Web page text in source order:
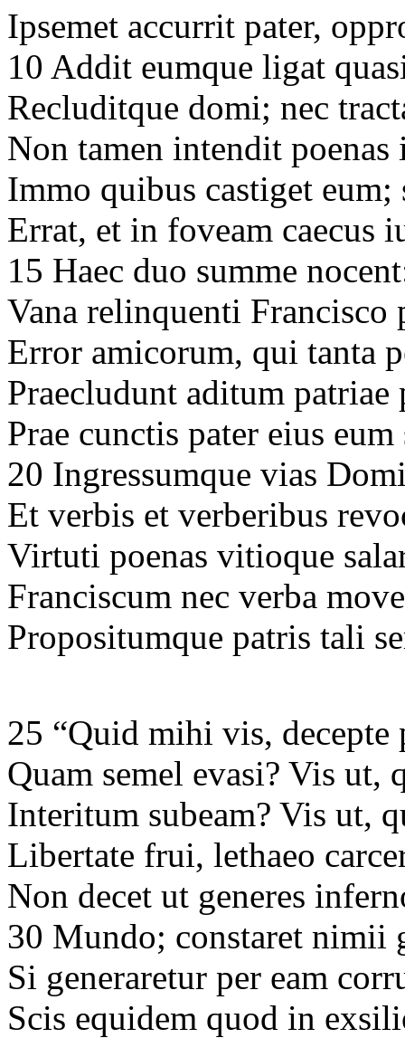
Ipsemet accurrit pater,
10 Addit eumque ligat
Recluditque domi; nec
Non tamen intendit
Immo quibus castiget
Errat, et in foveam caecus
15 Haec duo summe
Vana relinquenti
Error amicorum, qui tanta
Praecludunt aditum
Prae cunctis pater eius
20 Ingressumque vias
Et verbis et verberibus
Virtuti poenas vitioque
Franciscum nec verba
Propositumque patris tali
25 “Quid mihi vis, decepte
Quam semel evasi? Vis
Interitum subeam? Vis ut,
Libertate frui, lethaeo
Non decet ut generes
30 Mundo; constaret nimii
Si generaretur per eam
Scis equidem quod in